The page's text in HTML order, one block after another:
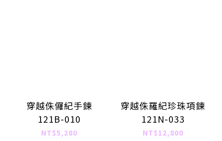
穿越侏儸紀手鍊
121B-010
NT$5,280
穿越侏羅紀珍珠項鍊
121N-033
NT$12,800